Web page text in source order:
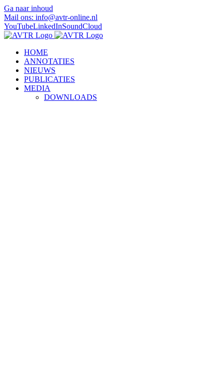
Ga naar inhoud
Mail ons: info@avtr-online.nl
YouTubeLinkedInSoundCloud
HOME
ANNOTATIES
NIEUWS
PUBLICATIES
MEDIA
DOWNLOADS